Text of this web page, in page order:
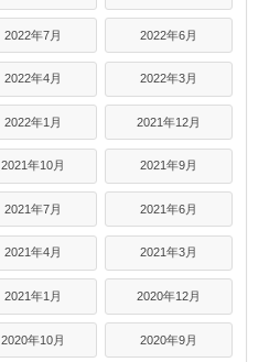
2022年7月 2022年6月
2022年4月 2022年3月
2022年1月 2021年12月
2021年10月 2021年9月
2021年7月 2021年6月
2021年4月 2021年3月
2021年1月 2020年12月
2020年10月 2020年9月